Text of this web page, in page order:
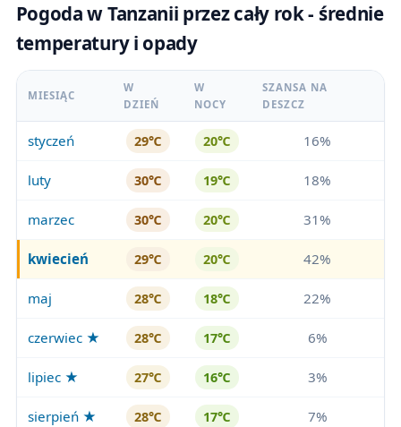
Pogoda w Tanzanii przez cały rok - średnie
temperatury i opady
MIESIĄC
W
DZIEŃ
W
NOCY
SZANSA NA
DESZCZ
styczeń 29℃ 20℃ 16%
luty 30℃ 19℃ 18%
marzec 30℃ 20℃ 31%
kwiecień 29℃ 20℃ 42%
maj 28℃ 18℃ 22%
czerwiec ★ 28℃ 17℃ 6%
lipiec ★ 27℃ 16℃ 3%
sierpień ★ 28℃ 17℃ 7%